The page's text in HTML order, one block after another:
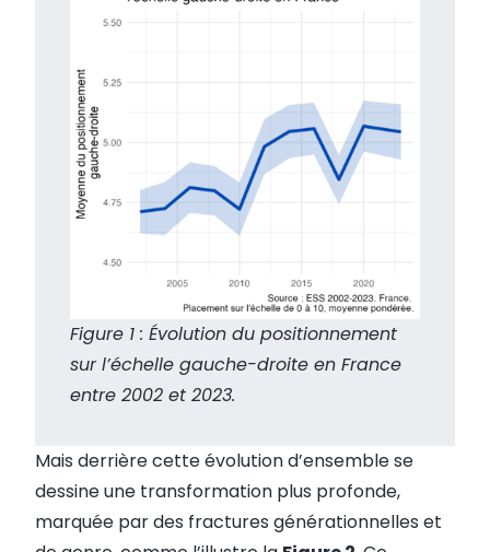
Figure 1 : Évolution du positionnement
sur l’échelle gauche-droite en France
entre 2002 et 2023.
Mais derrière cette évolution d’ensemble se
dessine une transformation plus profonde,
marquée par des fractures générationnelles et